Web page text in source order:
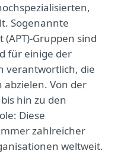
Sogenannte
Gruppen sind
für einige der
verantwortlich, die
Von der
hin zu den
Diese
zahlreicher
weltweit.